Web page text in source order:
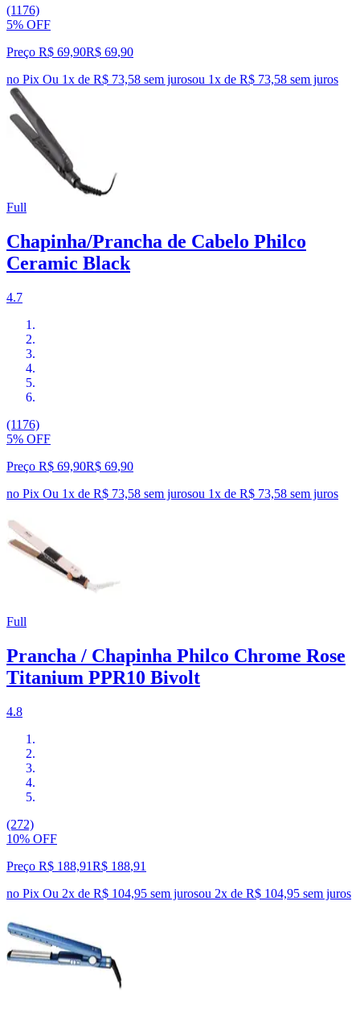
(1176)
5% OFF
Preço R$ 69,90R$ 69,90
no Pix Ou 1x de R$ 73,58 sem jurosou 1x de R$ 73,58 sem juros
Full
Chapinha/Prancha de Cabelo Philco
Ceramic Black
4.7
(1176)
5% OFF
Preço R$ 69,90R$ 69,90
no Pix Ou 1x de R$ 73,58 sem jurosou 1x de R$ 73,58 sem juros
Full
Prancha / Chapinha Philco Chrome Rose
Titanium PPR10 Bivolt
4.8
(272)
10% OFF
Preço R$ 188,91R$ 188,91
no Pix Ou 2x de R$ 104,95 sem jurosou 2x de R$ 104,95 sem juros